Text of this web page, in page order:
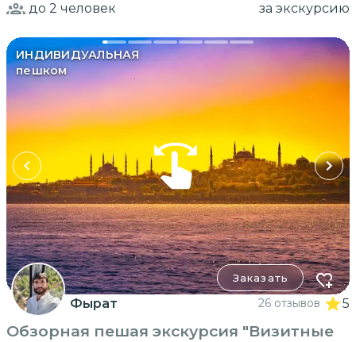
до 2 человек за экскурсию
ИНДИВИДУАЛЬНАЯ
пешком
Заказать
Фырат 26 отзывов 5
Обзорная пешая экскурсия "Визитные